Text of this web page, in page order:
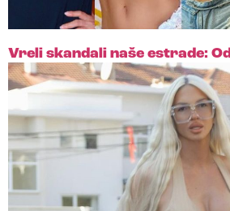
Vreli skandali naše estrade: